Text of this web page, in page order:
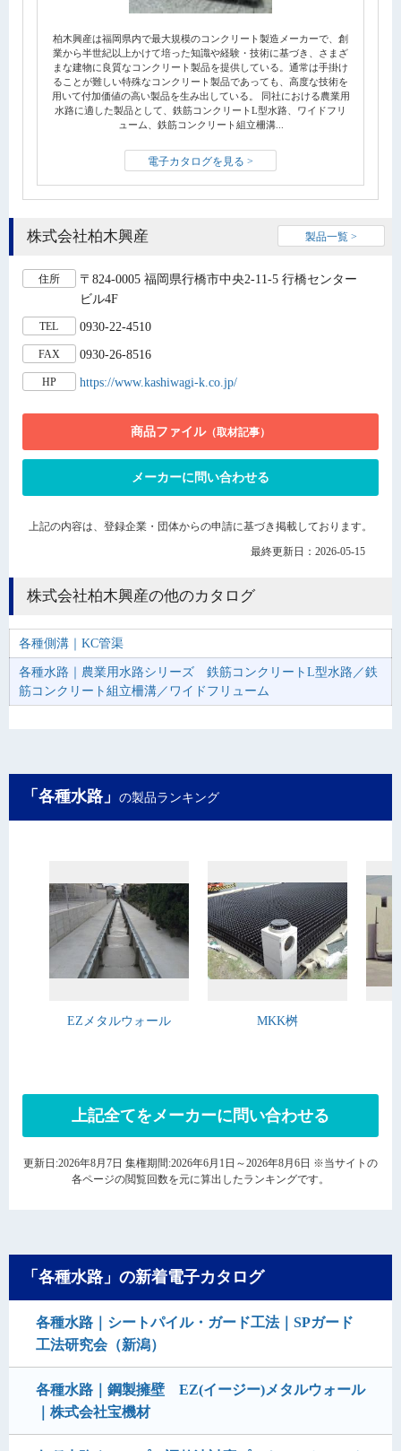
柏木興産は福岡県内で最大規模のコンクリート製造メーカーで、創
業から半世紀以上かけて培った知識や経験・技術に基づき、さまざ
まな建物に良質なコンクリート製品を提供している。通常は手掛け
ることが難しい特殊なコンクリート製品であっても、高度な技術を
用いて付加価値の高い製品を生み出している。 同社における農業用
水路に適した製品として、鉄筋コンクリートL型水路、ワイドフリ
ューム、鉄筋コンクリート組立柵溝...
電子カタログを見る >
株式会社柏木興産 製品一覧 >
住所
〒824-0005 福岡県行橋市中央2-11-5 行橋センター
ビル4F
TEL 0930-22-4510
FAX 0930-26-8516
HP https://www.kashiwagi-k.co.jp/
商品ファイル（取材記事）
メーカーに問い合わせる
上記の内容は、登録企業・団体からの申請に基づき掲載しております。
最終更新日：2026-05-15
株式会社柏木興産の他のカタログ
各種側溝｜KC管渠
各種水路｜農業用水路シリーズ 鉄筋コンクリートL型水路／鉄
筋コンクリート組立柵溝／ワイドフリューム
「各種水路」 の製品ランキング
EZメタルウォール MKK桝
上記全てをメーカーに問い合わせる
更新日:2026年8月7日 集権期間:2026年6月1日～2026年8月6日 ※当サイトの
各ページの閲覧回数を元に算出したランキングです。
「各種水路」の新着電子カタログ
各種水路｜シートパイル・ガード工法｜SPガード
工法研究会（新潟）
各種水路｜鋼製擁壁 EZ(イージー)メタルウォール
｜株式会社宝機材